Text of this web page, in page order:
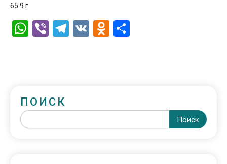
65.9 г
WhatsApp
ViberTelegram
VK Odnoklassniki
ПОИСК
Поиск